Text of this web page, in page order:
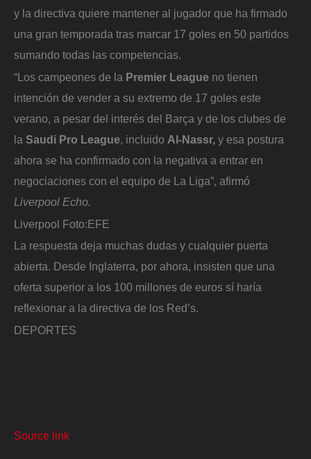
y la directiva quiere mantener al jugador que ha firmado
una gran temporada tras marcar 17 goles en 50 partidos
sumando todas las competencias.
“Los campeones de la Premier League no tienen
intención de vender a su extremo de 17 goles este
verano, a pesar del interés del Barça y de los clubes de
la Saudi Pro League, incluido Al-Nassr, y esa postura
ahora se ha confirmado con la negativa a entrar en
negociaciones con el equipo de La Liga”, afirmó
Liverpool Echo.
Liverpool Foto:EFE
La respuesta deja muchas dudas y cualquier puerta
abierta. Desde Inglaterra, por ahora, insisten que una
oferta superior a los 100 millones de euros sí haría
reflexionar a la directiva de los Red’s.
DEPORTES
Source link